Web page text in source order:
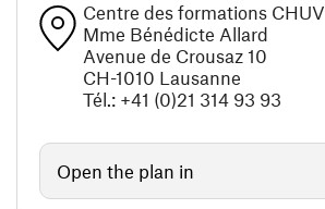
Centre des formations CHUV
Mme Bénédicte Allard
Avenue de Crousaz 10
CH-1010 Lausanne
Tél.: +41 (0)21 314 93 93
Open the plan in